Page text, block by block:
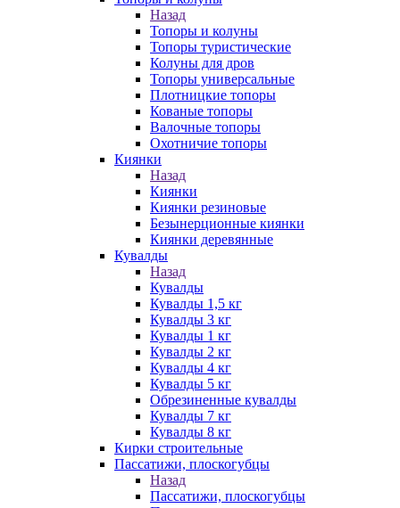
Назад
Топоры и колуны
Топоры туристические
Колуны для дров
Топоры универсальные
Плотницкие топоры
Кованые топоры
Валочные топоры
Охотничие топоры
Киянки
Назад
Киянки
Киянки резиновые
Безынерционные киянки
Киянки деревянные
Кувалды
Назад
Кувалды
Кувалды 1,5 кг
Кувалды 3 кг
Кувалды 1 кг
Кувалды 2 кг
Кувалды 4 кг
Кувалды 5 кг
Обрезиненные кувалды
Кувалды 7 кг
Кувалды 8 кг
Кирки строительные
Пассатижи, плоскогубцы
Назад
Пассатижи, плоскогубцы